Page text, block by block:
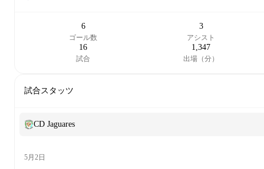
6
ゴール数
3
アシスト
16
試合
1,347
出場（分）
試合スタッツ
CD Jaguares
5月2日